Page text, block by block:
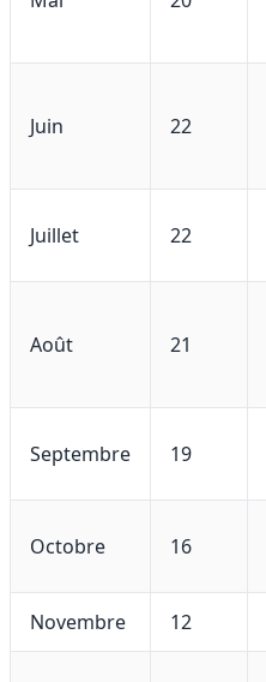
Juin 22
Juillet 22
Août 21
Septembre 19
Octobre 16
Novembre 12